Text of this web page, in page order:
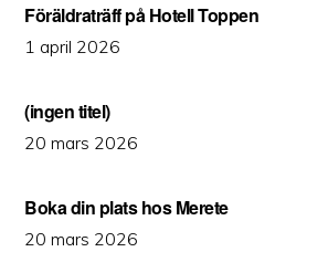
Föräldraträff på Hotell Toppen
1 april 2026
(ingen titel)
20 mars 2026
Boka din plats hos Merete
20 mars 2026